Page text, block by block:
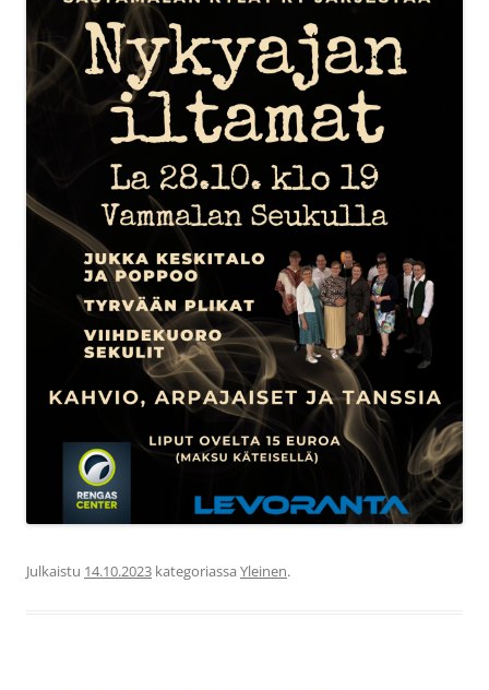
Julkaistu 14.10.2023 kategoriassa Yleinen.